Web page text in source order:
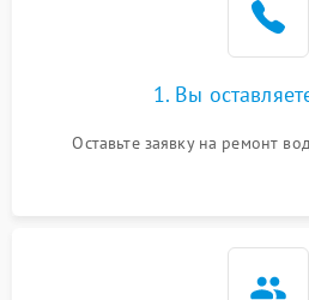
1. Вы
Оставьте заявку на ремонт